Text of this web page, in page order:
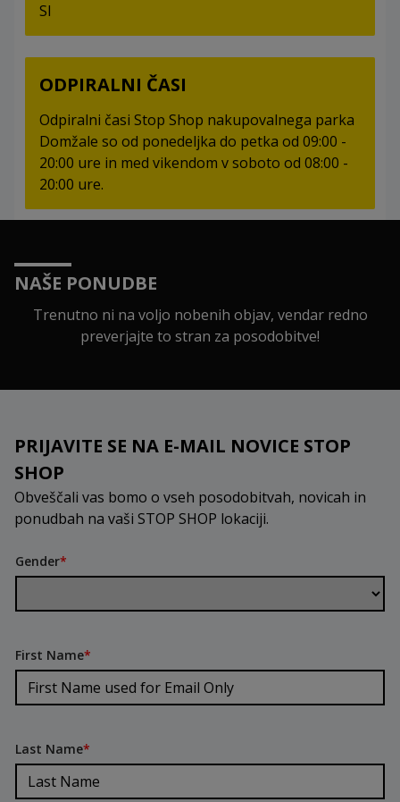
SI
ODPIRALNI ČASI
Odpiralni časi Stop Shop nakupovalnega parka
Domžale so od ponedeljka do petka od 09:00 -
20:00 ure in med vikendom v soboto od 08:00 -
20:00 ure.
NAŠE PONUDBE
Trenutno ni na voljo nobenih objav, vendar redno
preverjajte to stran za posodobitve!
PRIJAVITE SE NA E-MAIL NOVICE STOP
SHOP
Obveščali vas bomo o vseh posodobitvah, novicah in
ponudbah na vaši STOP SHOP lokaciji.
Gender*
First Name*
Last Name*